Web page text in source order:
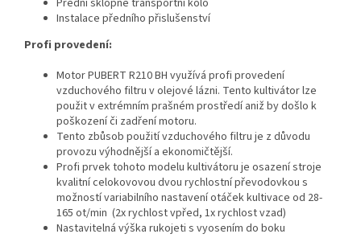
Přední sklopné transportní kolo
Instalace předního přislušenství
Profi provedení:
Motor PUBERT R210 BH využívá profi provedení
vzduchového filtru v olejové lázni. Tento kultivátor lze
použit v extrémním prašném prostředí aniž by došlo k
poškození či zadření motoru.
Tento zbůsob použití vzduchového filtru je z důvodu
provozu výhodnější a ekonomičtější.
Profi prvek tohoto modelu kultivátoru je osazení stroje
kvalitní celokovovou dvou rychlostní převodovkou s
možností variabilního nastavení otáček kultivace od 28-
165 ot/min (2x rychlost vpřed, 1x rychlost vzad)
Nastavitelná výška rukojeti s vyosením do boku